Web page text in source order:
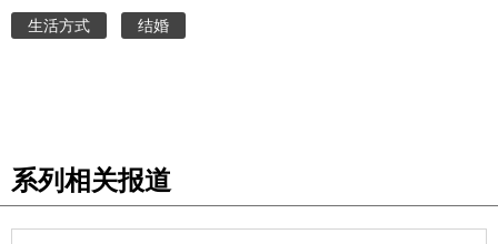
生活方式 结婚
系列相关报道